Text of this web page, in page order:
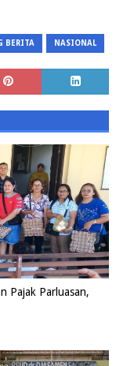
BERITA NASIONAL
Pajak Parluasan,